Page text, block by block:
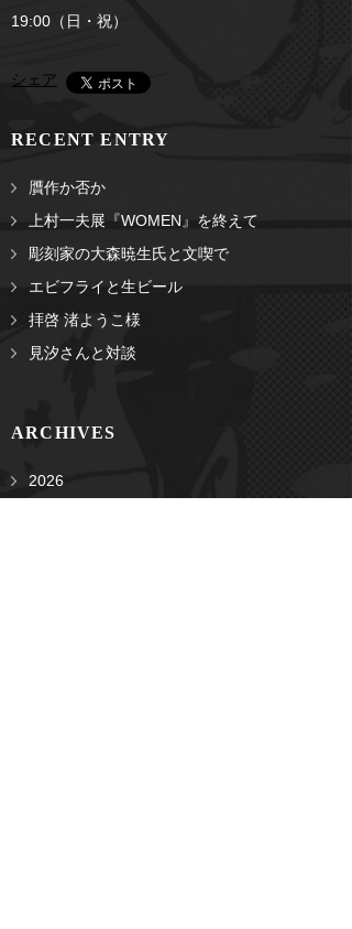
19:00（日・祝）
シェア
RECENT ENTRY
贋作か否か
上村一夫展『WOMEN』を終えて
彫刻家の大森暁生氏と文喫で
エビフライと生ビール
拝啓 渚ようこ様
見汐さんと対談
ARCHIVES
2026